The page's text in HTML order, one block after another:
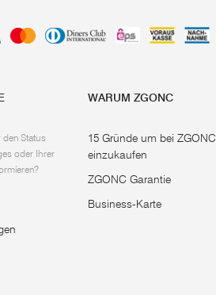
Status
oder Ihrer
WARUM ZGONC
15 Gründe um bei ZGONC
einzukaufen
ZGONC Garantie
Business-Karte